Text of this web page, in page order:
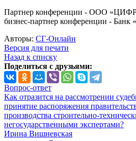
Партнер конференции - ООО
бизнес-партнер конференции - Банк
Авторы: СГ-Онлайн
Версия для печати
Назад к списку
Поделиться с друзьями:
Вопрос-ответ
Как отразится на рассмотрении
принятие распоряжения
производства строительно-
негосударственными экспертами?
Ирина Вишневская